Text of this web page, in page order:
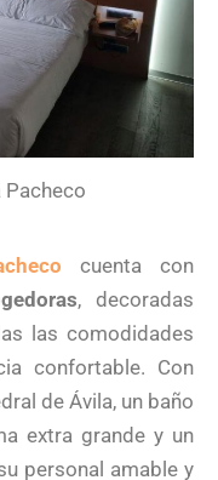
cuenta con
, decoradas
las comodidades
confortable. Con
de Ávila, un baño
extra grande y un
personal amable y